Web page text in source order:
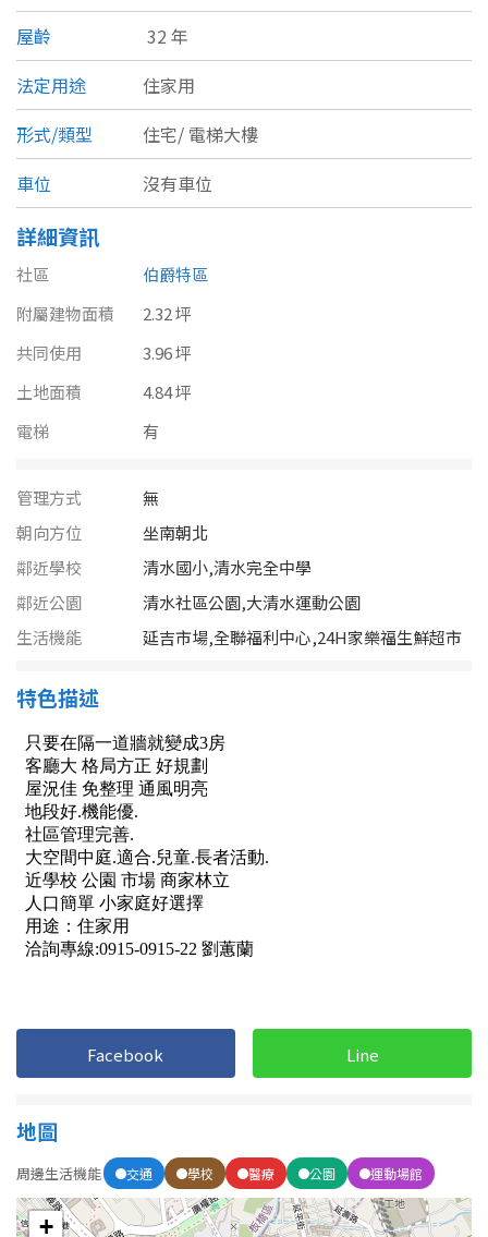
新竹市
新竹縣
苗栗縣
台中市
彰化縣
南投縣
雲林縣
嘉義市
高雄市
澎湖縣
屏東縣
金門連江
不拘 公寓 電梯大樓 套房
別墅 透天厝 樓中樓 華廈
農舍 辦公 店面 工廠
坪數
20~30 坪
40~50 坪
80坪以上
~
樓層
不拘
1樓
3樓
5~10樓
21樓以上
3房
4房 5房以上
屋齡
32 年
法定用途
住家用
形式/類型
住宅/ 電梯大樓
車位
沒有車位
詳細資訊
社區
伯爵特區
附屬建物面積
2.32 坪
共同使用
3.96 坪
土地面積
4.84 坪
電梯
有
管理方式
無
朝向方位
坐南朝北
鄰近學校
清水國小,清水完全中學
鄰近公園
清水社區公園,大清水運動公園
生活機能
延吉市場,全聯福利中心,24H家樂福生鮮超市
特色描述
Facebook Line
地圖
周邊生活機能 交通 學校 醫療 公園 運動場館
+